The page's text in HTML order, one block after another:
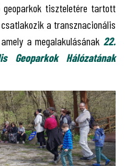
tiszteletére tartott
a transznacionális
a megalakulásának 22.
Geoparkok Hálózatának